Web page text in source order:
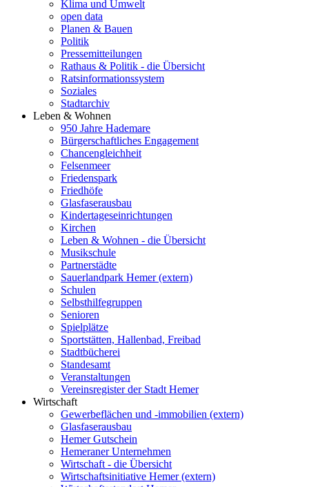
Klima und Umwelt
open data
Planen & Bauen
Politik
Pressemitteilungen
Rathaus & Politik - die Übersicht
Ratsinformationssystem
Soziales
Stadtarchiv
Leben & Wohnen
950 Jahre Hademare
Bürgerschaftliches Engagement
Chancengleichheit
Felsenmeer
Friedenspark
Friedhöfe
Glasfaserausbau
Kindertageseinrichtungen
Kirchen
Leben & Wohnen - die Übersicht
Musikschule
Partnerstädte
Sauerlandpark Hemer (extern)
Schulen
Selbsthilfegruppen
Senioren
Spielplätze
Sportstätten, Hallenbad, Freibad
Stadtbücherei
Standesamt
Veranstaltungen
Vereinsregister der Stadt Hemer
Wirtschaft
Gewerbeflächen und -immobilien (extern)
Glasfaserausbau
Hemer Gutschein
Hemeraner Unternehmen
Wirtschaft - die Übersicht
Wirtschaftsinitiative Hemer (extern)